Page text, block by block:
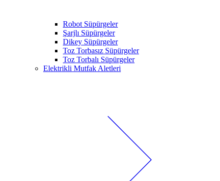
Robot Süpürgeler
Şarjlı Süpürgeler
Dikey Süpürgeler
Toz Torbasız Süpürgeler
Toz Torbalı Süpürgeler
Elektrikli Mutfak Aletleri